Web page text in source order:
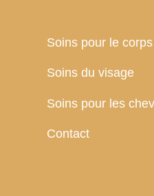
Soins pour le corps
Soins du visage
Soins pour les
Contact